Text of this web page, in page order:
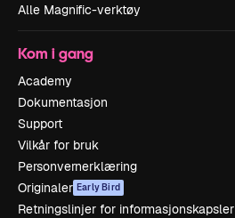
Alle Magnific-verktøy
Kom i gang
Academy
Dokumentasjon
Support
Vilkår for bruk
Personvernerklæring
Originaler Early Bird
Retningslinjer for informasjonskapsler